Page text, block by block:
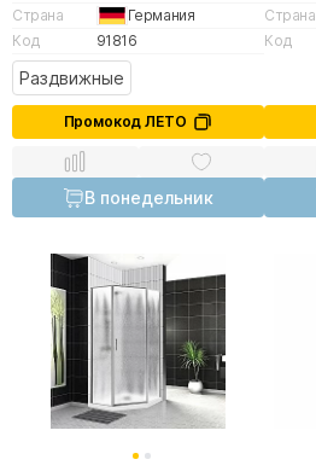
Страна
Германия
Код
91816
Раздвижные
Промокод ЛЕТО
В понедельник
Страна
Код